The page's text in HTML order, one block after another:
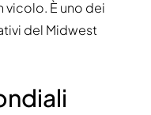
vicolo. È uno dei
del Midwest